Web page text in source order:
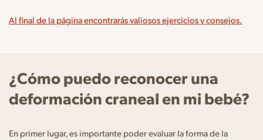
Al final de la página encontrarás valiosos ejercicios y consejos.
¿Cómo puedo reconocer una
deformación craneal en mi bebé?
En primer lugar, es importante poder evaluar la forma de la